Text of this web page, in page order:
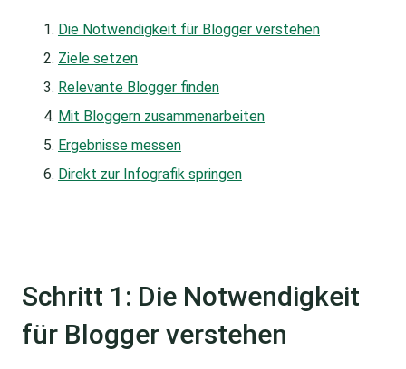
Die Notwendigkeit für Blogger verstehen
Ziele setzen
Relevante Blogger finden
Mit Bloggern zusammenarbeiten
Ergebnisse messen
Direkt zur Infografik springen
Schritt 1: Die Notwendigkeit
für Blogger verstehen